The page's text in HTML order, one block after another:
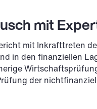
mit
mit Inkrafttreten
in den finanziellen
der